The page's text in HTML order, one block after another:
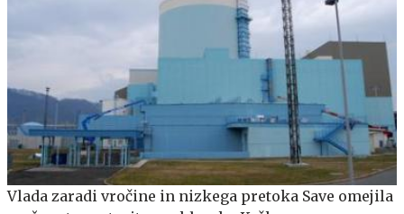
Vlada zaradi vročine in nizkega pretoka Save omejila